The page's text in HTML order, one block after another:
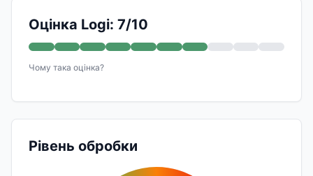
Оцінка Logi: 7/10
Чому така оцінка?
Рівень обробки